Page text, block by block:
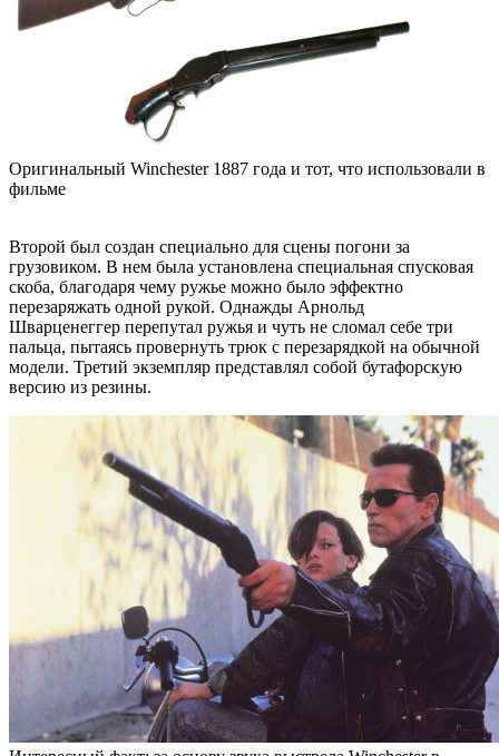
Оригинальный Winchester 1887 года и тот, что использовали в
фильме
Второй был создан специально для сцены погони за
грузовиком. В нем была установлена специальная спусковая
скоба, благодаря чему ружье можно было эффектно
перезаряжать одной рукой. Однажды Арнольд
Шварценеггер перепутал ружья и чуть не сломал себе три
пальца, пытаясь провернуть трюк с перезарядкой на обычной
модели. Третий экземпляр представлял собой бутафорскую
версию из резины.